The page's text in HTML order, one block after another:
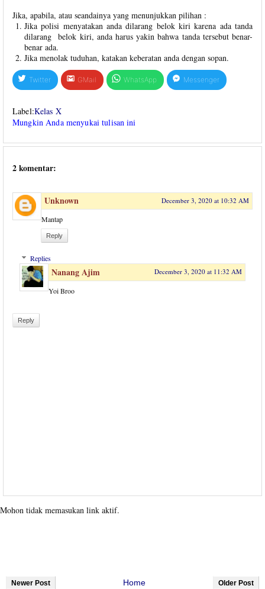
Jika, apabila, atau seandainya yang menunjukkan pilihan :
Jika polisi menyatakan anda dilarang belok kiri karena ada tanda
dilarang belok kiri, anda harus yakin bahwa tanda tersebut benar-
benar ada.
Jika menolak tuduhan, katakan keberatan anda dengan sopan.
Twitter GMail WhatsApp Messenger
Label:Kelas X
Mungkin Anda menyukai tulisan ini
2 komentar:
Unknown December 3, 2020 at 10:32 AM
Mantap
Reply
Replies
Nanang Ajim December 3, 2020 at 11:32 AM
Yoi Broo
Reply
Mohon tidak memasukan link aktif.
Newer Post Older Post
Home